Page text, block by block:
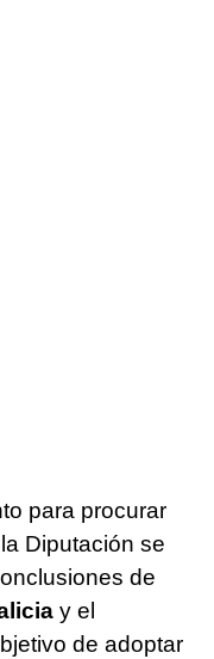
para procurar
Diputación se
de
y el
de adoptar